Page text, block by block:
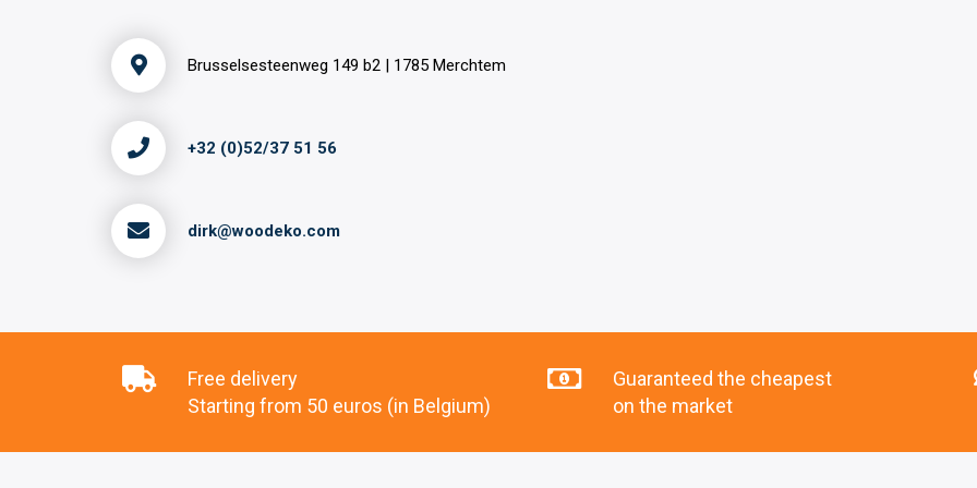
Brusselsesteenweg 149 b2 | 1785 Merchtem
+32 (0)52/37 51 56
dirk@woodeko.com
Free delivery
Starting from 50 euros (in Belgium)
Guaranteed the cheapest
on the market